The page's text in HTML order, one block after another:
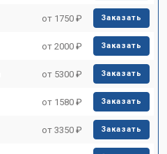
от 1750 ₽ Заказать
от 2000 ₽ Заказать
от 5300 ₽ Заказать
от 1580 ₽ Заказать
от 3350 ₽ Заказать